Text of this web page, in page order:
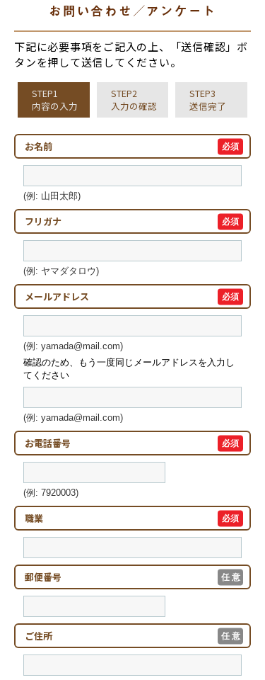
お問い合わせ／アンケート
下記に必要事項をご記入の上、「送信確認」ボ
タンを押して送信してください。
STEP1
内容の入力
STEP2
入力の確認
STEP3
送信完了
必須
お名前
(例: 山田太郎)
必須
フリガナ
(例: ヤマダタロウ)
必須
メールアドレス
(例: yamada@mail.com)
確認のため、もう一度同じメールアドレスを入力し
てください
(例: yamada@mail.com)
必須
お電話番号
(例: 7920003)
必須
職業
任 意
郵便番号
任 意
ご住所